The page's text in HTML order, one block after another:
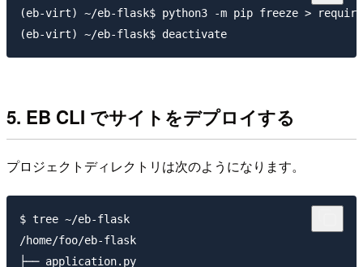
(eb-virt) ~/eb-flask$ python3 -m pip freeze >
5. EB CLI でサイトをデプロイする
プロジェクトディレクトリは次のようになります。
$ tree ~/eb-flask
/home/foo/eb-flask
├── application.py